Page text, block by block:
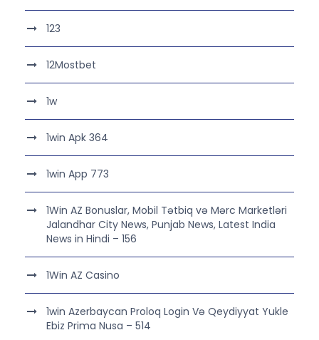
123
12Mostbet
1w
1win Apk 364
1win App 773
1Win AZ Bonuslar, Mobil Tətbiq və Mərc Marketləri
Jalandhar City News, Punjab News, Latest India
News in Hindi – 156
1Win AZ Casino
1win Azerbaycan Proloq Login Və Qeydiyyat Yukle
Ebiz Prima Nusa – 514